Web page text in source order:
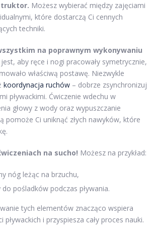
Możesz wybierać między zajęciami
które dostarczą Ci cennych
techniki.
na poprawnym wykonywaniu
aby ręce i nogi pracowały symetrycznie,
właściwą postawę. Niezwykle
koordynacja ruchów – dobrze zsynchronizuj
pływackimi. Ćwiczenie wdechu w
głowy z wody oraz wypuszczanie
pomoże Ci uniknąć złych nawyków, które
na sucho! Możesz na przykład:
nóg leżąc na brzuchu,
pośladków podczas pływania.
tych elementów znacząco wspiera
i przyspiesza cały proces nauki.